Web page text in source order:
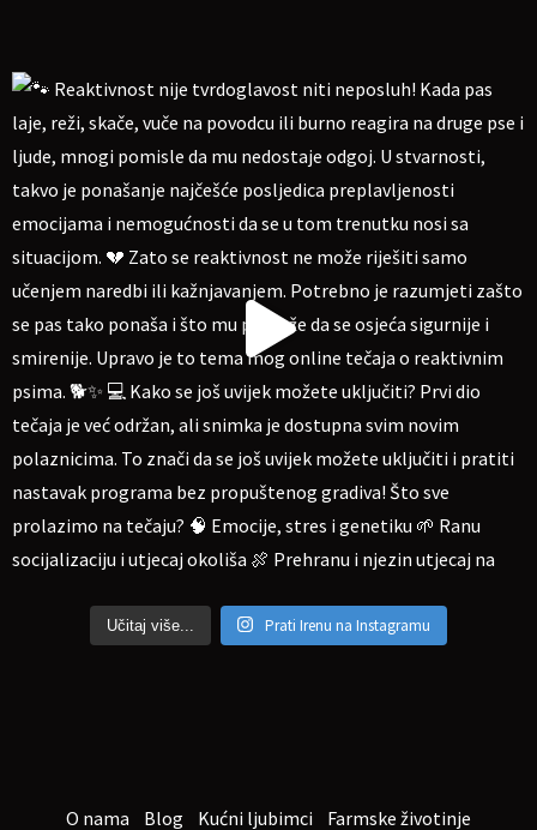
Učitaj više... Prati Irenu na Instagramu
O nama Blog Kućni ljubimci Farmske životinje